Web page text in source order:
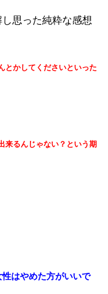
思った純粋な感想
とかしてくださいといった
来るんじゃない？という期
はやめた方がいいで